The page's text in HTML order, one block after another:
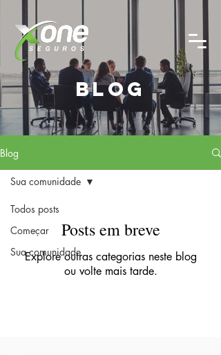
blog
Blog
Todos posts
Começar
Sua comunidade
Sua comunidade
Posts em breve
Explore outras categorias neste blog
ou volte mais tarde.